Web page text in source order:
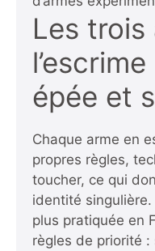
Les trois
épée et
Chaque arme en
propres règles,
toucher, ce qui
identité singulière.
plus pratiquée en
règles de priorité